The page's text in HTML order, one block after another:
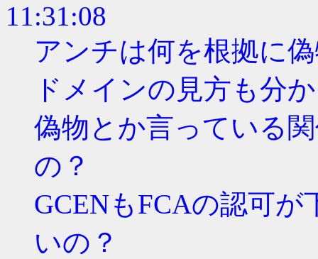
11:31:08
アンチは何を根拠に
ドメインの見方も分
偽物とか言っている
の？
GCENもFCAの認可
いの？